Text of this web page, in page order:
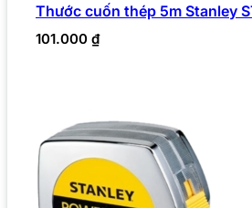
Thước cuốn thép 5m Stanley
101.000 ₫